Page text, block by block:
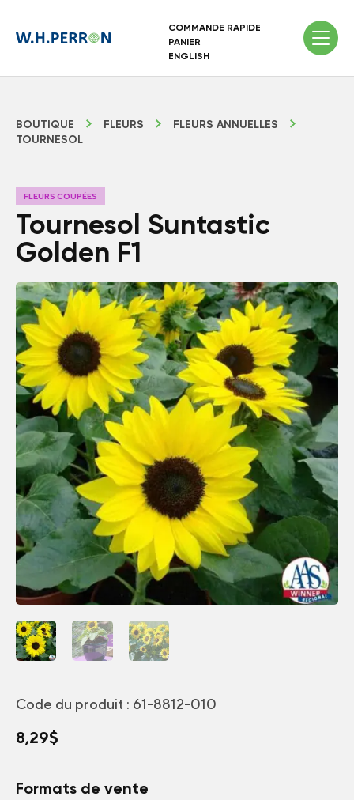
COMMANDE RAPIDE
PANIER
ENGLISH
BOUTIQUE FLEURS
FLEURS ANNUELLES
TOURNESOL
FLEURS COUPÉES
Tournesol Suntastic
Golden F1
Code du produit : 61-8812-010
8,29$
Formats de vente